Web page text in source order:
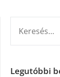
Legutóbbi